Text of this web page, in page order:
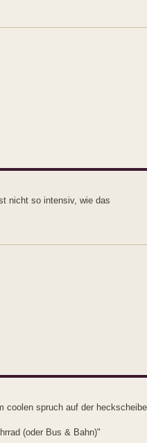
nicht so intensiv, wie das
coolen spruch auf der
(oder Bus & Bahn)"